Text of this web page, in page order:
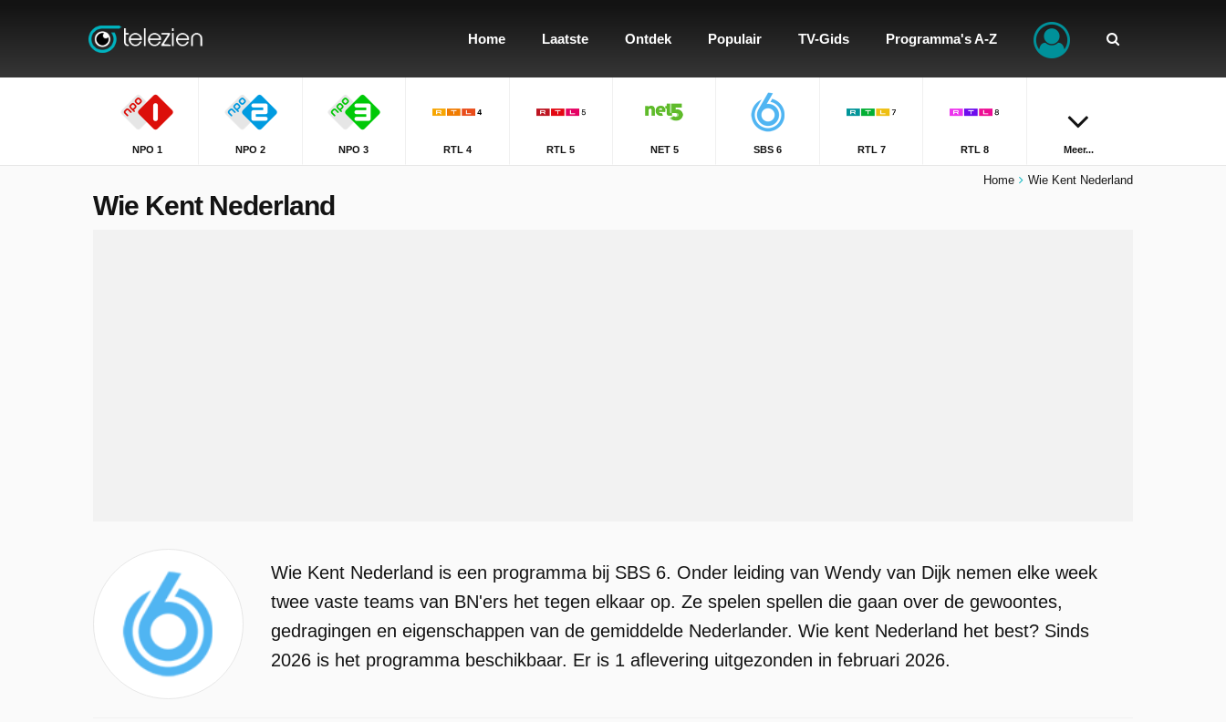
Home Laatste Ontdek Populair TV-Gids Programma's A-Z
NPO 1 NPO 2 NPO 3 RTL 4 RTL 5 NET 5 SBS 6 RTL 7 RTL 8 Meer...
Home Wie Kent Nederland
Wie Kent Nederland
Wie Kent Nederland is een programma bij SBS 6. Onder leiding van Wendy van Dijk nemen elke week
twee vaste teams van BN'ers het tegen elkaar op. Ze spelen spellen die gaan over de gewoontes,
gedragingen en eigenschappen van de gemiddelde Nederlander. Wie kent Nederland het best? Sinds
2026 is het programma beschikbaar. Er is 1 aflevering uitgezonden in februari 2026.